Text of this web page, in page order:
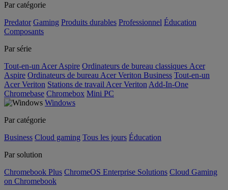
Par catégorie
Predator Gaming Produits durables Professionnel Éducation
Composants
Par série
Tout-en-un Acer Aspire Ordinateurs de bureau classiques Acer
Aspire Ordinateurs de bureau Acer Veriton Business Tout-en-un
Acer Veriton Stations de travail Acer Veriton Add-In-One
Chromebase Chromebox Mini PC
Windows
Par catégorie
Business Cloud gaming Tous les jours Éducation
Par solution
Chromebook Plus ChromeOS Enterprise Solutions Cloud Gaming
on Chromebook